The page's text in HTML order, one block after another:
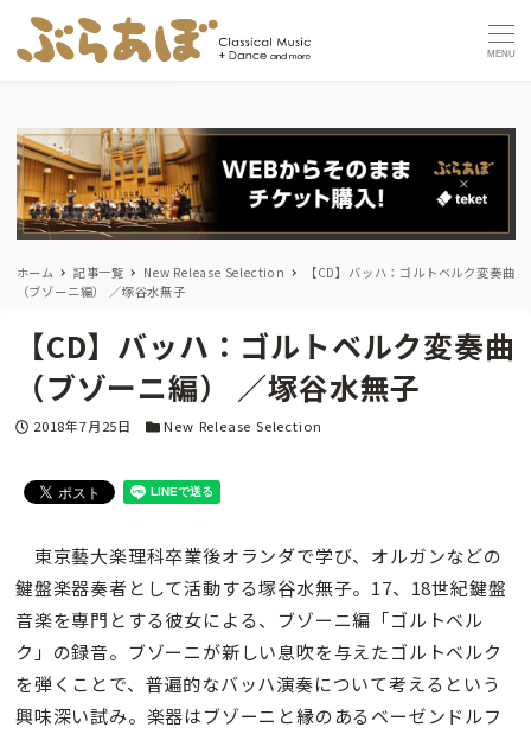
MENU
ホーム 記事一覧 New Release Selection
【CD】バッハ：ゴルトベルク変奏曲
（ブゾーニ編） ／塚谷水無子
【CD】バッハ：ゴルトベルク変奏曲
（ブゾーニ編） ／塚谷水無子
投稿日
2018年7月25日 カテゴリー
New Release Selection
東京藝大楽理科卒業後オランダで学び、オルガンなどの
鍵盤楽器奏者として活動する塚谷水無子。17、18世紀鍵盤
音楽を専門とする彼女による、ブゾーニ編「ゴルトベル
ク」の録音。ブゾーニが新しい息吹を与えたゴルトベルク
を弾くことで、普遍的なバッハ演奏について考えるという
興味深い試み。楽器はブゾーニと縁のあるベーゼンドルフ